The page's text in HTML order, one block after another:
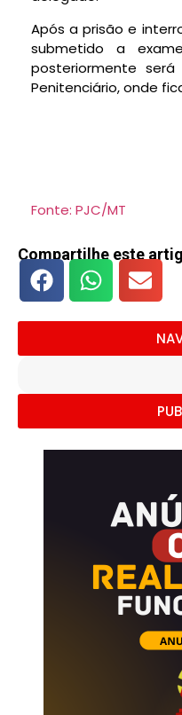
Após a prisão e
submetido a
posteriormente
Penitenciário, onde
Fonte: PJC/MT
Compartilhe este